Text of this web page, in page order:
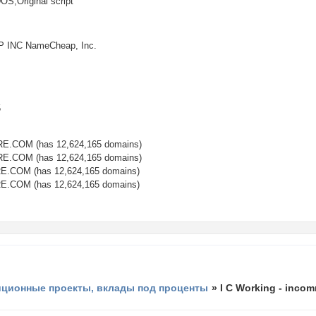
INC NameCheap, Inc.
(has 12,624,165 domains)
(has 12,624,165 domains)
(has 12,624,165 domains)
(has 12,624,165 domains)
проекты, вклады под проценты » I C Working -